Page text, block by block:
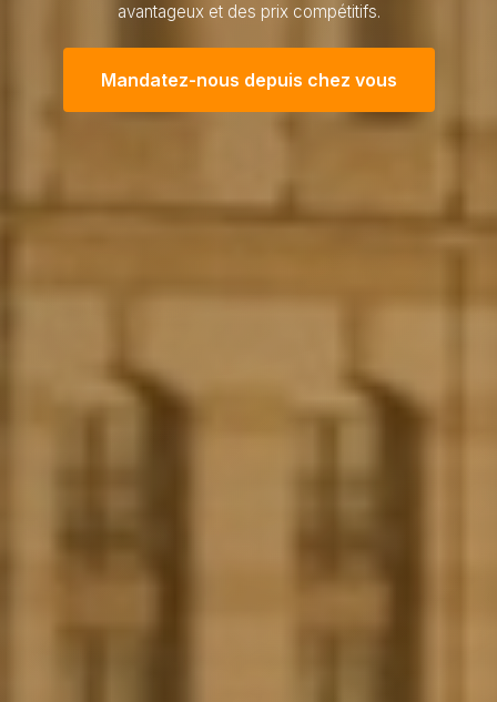
avantageux et des prix compétitifs.
Mandatez-nous depuis chez vous